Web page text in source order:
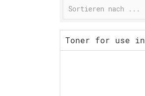
Toner for use in